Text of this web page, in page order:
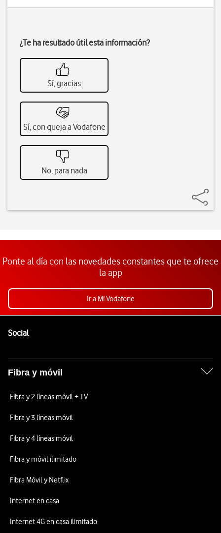
¿Te ha resultado útil esta información?
Sí, gracias
Sí, con queja a Vodafone
No, para nada
Ponte al día con las novedades constantes que te ofrece
la app
Ir a Mi Vodafone
SocialEnlaces a las redes sociales de Vodafone
Fibra y móvil
Fibra y 2 líneas móvil + TV
Fibra y 3 líneas móvil
Fibra y 4 líneas móvil
Fibra y móvil ilimitado
Fibra Móvil y Netflix
Internet en casa
Internet 4G en casa ilimitado